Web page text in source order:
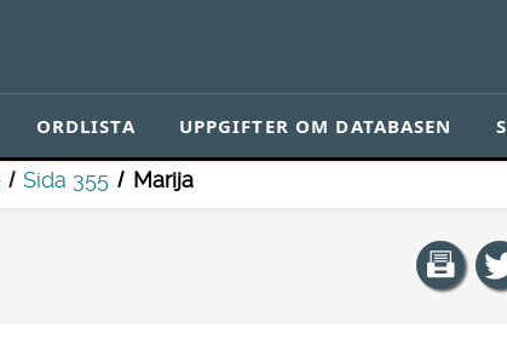
ORDLISTA UPPGIFTER OM DATABASEN
Sida 355 Marija